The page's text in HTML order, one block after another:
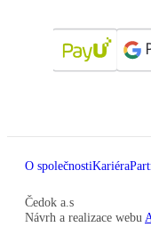
O společnostiKariéra
Čedok a.s
Návrh a realizace webu